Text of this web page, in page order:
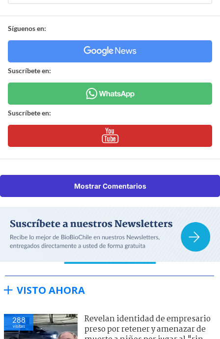
Síguenos en:
Suscríbete en:
Suscríbete en:
Mostrar Comentarios
VISTO AHORA
288
visitas
Revelan identidad de empresario
preso por retener y amenazar de